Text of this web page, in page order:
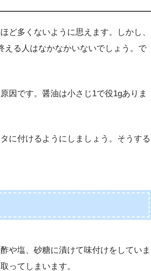
ど多くないように思えます。しかし、
える人はなかなかいないでしょう。で
因です。醤油は小さじ1で役1gありま
に付けるようにしましょう。そうする
や塩、砂糖に漬けて味付けをしていま
ってしまいます。